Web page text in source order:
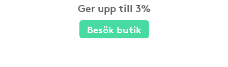
Ger upp till 3%
Besök butik